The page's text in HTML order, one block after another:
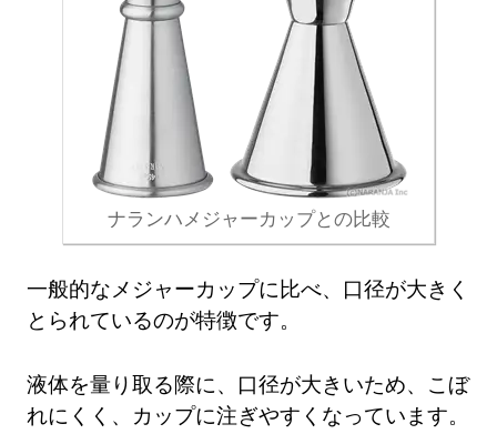
ナランハメジャーカップとの比較
一般的なメジャーカップに比べ、口径が大きく
とられているのが特徴です。
液体を量り取る際に、口径が大きいため、こぼ
れにくく、カップに注ぎやすくなっています。